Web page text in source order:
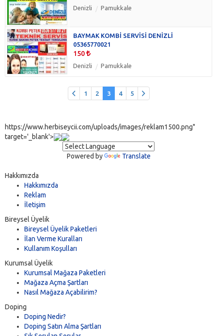
Denizli Pamukkale
BAYMAK KOMBİ SERVİSİ DENİZLİ
05365770021
150
Denizli Pamukkale
1 2 3 4 5
https://www.herbiseycii.com/uploads/images/reklam1500.png"
target='_blank'>
Powered by Translate
Hakkımızda
Hakkımızda
Reklam
İletişim
Bireysel Üyelik
Bireysel Üyelik Paketleri
İlan Verme Kuralları
Kullanım Koşulları
Kurumsal Üyelik
Kurumsal Mağaza Paketleri
Mağaza Açma Şartları
Nasıl Mağaza Açabilirim?
Doping
Doping Nedir?
Doping Satın Alma Şartları